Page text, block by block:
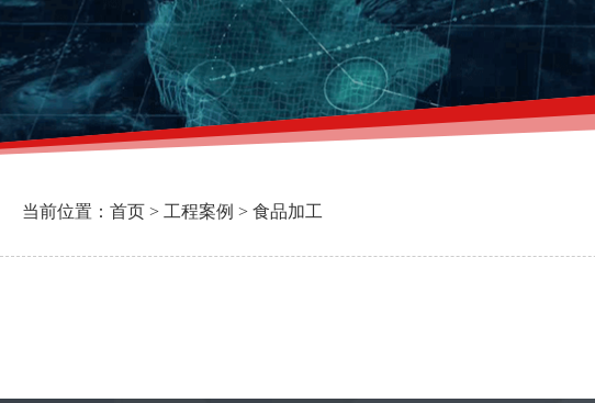
当前位置： 首页 > 工程案例 > 食品加工